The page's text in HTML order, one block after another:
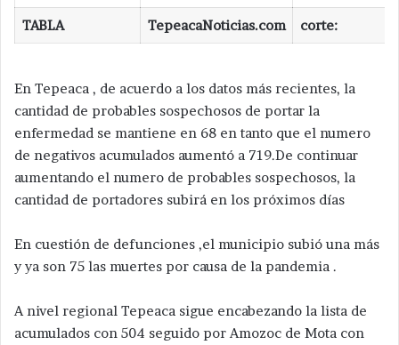
TABLA TepeacaNoticias.com corte:
En Tepeaca , de acuerdo a los datos más recientes, la
cantidad de probables sospechosos de portar la
enfermedad se mantiene en 68 en tanto que el numero
de negativos acumulados aumentó a 719.De continuar
aumentando el numero de probables sospechosos, la
cantidad de portadores subirá en los próximos días
En cuestión de defunciones ,el municipio subió una más
y ya son 75 las muertes por causa de la pandemia .
A nivel regional Tepeaca sigue encabezando la lista de
acumulados con 504 seguido por Amozoc de Mota con